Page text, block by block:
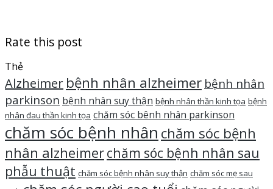
Rate this post
Thẻ
Alzheimer bệnh nhân alzheimer bệnh nhân
parkinson bệnh nhân suy thận bệnh nhân thần kinh tọa bệnh
nhân đau thần kinh tọa chăm sóc bênh nhân parkinson
chăm sóc bệnh nhân chăm sóc bệnh
nhân alzheimerchăm sóc bệnh nhân sau
phẫu thuật chăm sóc bệnh nhân suy thận chăm sóc mẹ sau